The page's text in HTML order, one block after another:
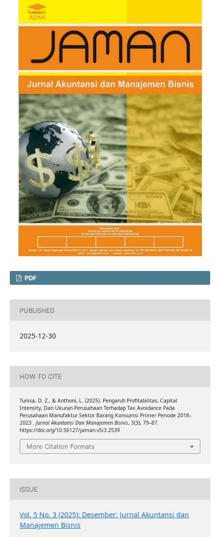
PDF
PUBLISHED
2025-12-30
HOW TO CITE
Tunisa, D. Z., & Anthoni, L. (2025). Pengaruh Profitabilitas, Capital
Intensity, Dan Ukuran Perusahaan Terhadap Tax Avoidance Pada
Perusahaan Manufaktur Sektor Barang Konsumsi Primer Periode 2018–
2023 . Jurnal Akuntansi Dan Manajemen Bisnis, 5(3), 79–87.
https://doi.org/10.56127/jaman.v5i3.2539
More Citation Formats
ISSUE
Vol. 5 No. 3 (2025): Desember: Jurnal Akuntansi dan
Manajemen Bisnis